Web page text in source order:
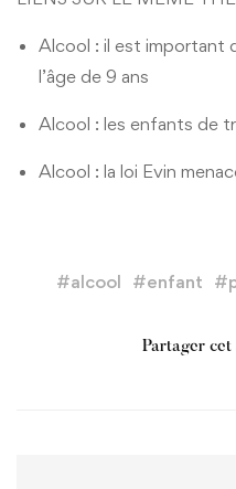
Alcool : il est important
l’âge de 9 ans
Alcool : les enfants de
Alcool : la loi Evin
#alcool #enfant #
Partager cet